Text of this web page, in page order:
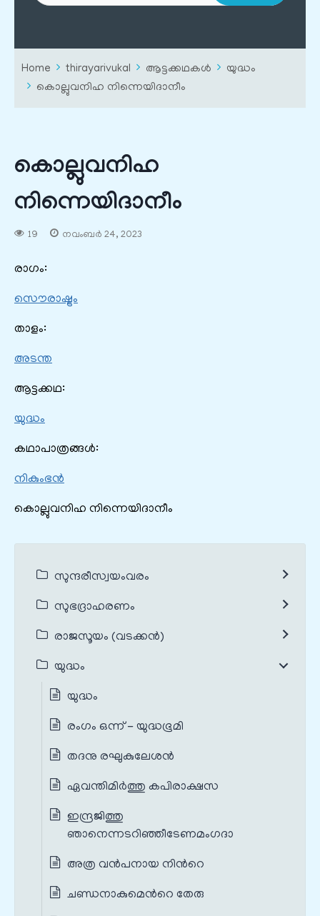
Home thirayarivukal ആട്ടക്കഥകൾ
യുദ്ധം
കൊല്ലുവനിഹ നിന്നെയിദാനീം
കൊല്ലുവനിഹ
നിന്നെയിദാനീം
19 നവംബർ 24, 2023
രാഗം:
സൌരാഷ്ട്രം
താളം:
അടന്ത
ആട്ടക്കഥ:
യുദ്ധം
കഥാപാത്രങ്ങൾ:
നികുംഭൻ
കൊല്ലുവനിഹ നിന്നെയിദാനീം
സുന്ദരീസ്വയംവരം
സുഭദ്രാഹരണം
രാജസൂയം (വടക്കൻ)
യുദ്ധം
യുദ്ധം
രംഗം ഒന്ന് - യുദ്ധഭൂമി
തദനു രഘുകുലേശന്‍
ഏവന്തിമിര്‍ത്തു കപിരാക്ഷസ
ഇന്ദ്രജിത്തു
ഞാനെന്നടറിഞ്ഞീടേണമംഗദാ
അത്ര വന്‍പനായ നിന്‍റെ
ചണ്ഡനാകുമെന്‍റെ തേരു